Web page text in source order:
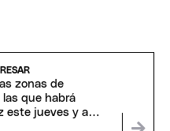
zonas de
las que habrá
este jueves y a